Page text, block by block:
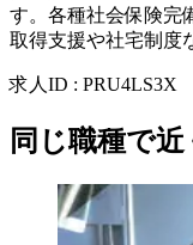
す。各種社会保険完
取得支援や社宅制度
求人ID : PRU4LS3X
同じ職種で近